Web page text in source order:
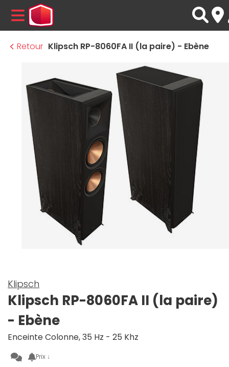
MENU
Retour Klipsch RP-8060FA II (la paire) - Ebène
Klipsch
Klipsch RP-8060FA II (la paire)
- Ebène
Enceinte Colonne, 35 Hz - 25 Khz
Prix ↓